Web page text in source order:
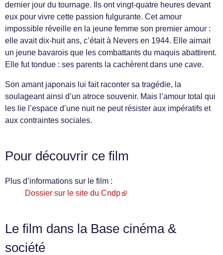
dernier jour du tournage. Ils ont vingt-quatre heures devant
eux pour vivre cette passion fulgurante. Cet amour
impossible réveille en la jeune femme son premier amour :
elle avait dix-huit ans, c’était à Nevers en 1944. Elle aimait
un jeune bavarois que les combattants du maquis abattirent.
Elle fut tondue : ses parents la cachèrent dans une cave.
Son amant japonais lui fait raconter sa tragédie, la
soulageant ainsi d’un atroce souvenir. Mais l’amour total qui
les lie l’espace d’une nuit ne peut résister aux impératifs et
aux contraintes sociales.
Pour découvrir ce film
Plus d’informations sur le film :
Dossier sur le site du Cndp
Le film dans la Base cinéma &
société